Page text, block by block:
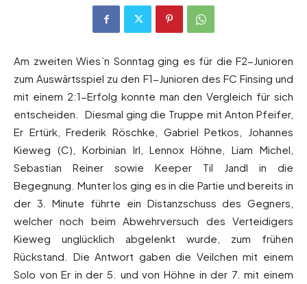
Am zweiten Wies`n Sonntag ging es für die F2-Junioren
zum Auswärtsspiel zu den F1-Junioren des FC Finsing und
mit einem 2:1-Erfolg konnte man den Vergleich für sich
entscheiden. Diesmal ging die Truppe mit Anton Pfeifer,
Er Ertürk, Frederik Röschke, Gabriel Petkos, Johannes
Kieweg (C), Korbinian Irl, Lennox Höhne, Liam Michel,
Sebastian Reiner sowie Keeper Til Jandl in die
Begegnung. Munter los ging es in die Partie und bereits in
der 3. Minute führte ein Distanzschuss des Gegners,
welcher noch beim Abwehrversuch des Verteidigers
Kieweg unglücklich abgelenkt wurde, zum frühen
Rückstand. Die Antwort gaben die Veilchen mit einem
Solo von Er in der 5. und von Höhne in der 7. mit einem